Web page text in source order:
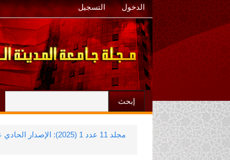
التسجيل الدخول
إبحث
مجلد 11 عدد 1 (2025): الإصدار الحادي عشر، العدد الأوّل، مارس 2025